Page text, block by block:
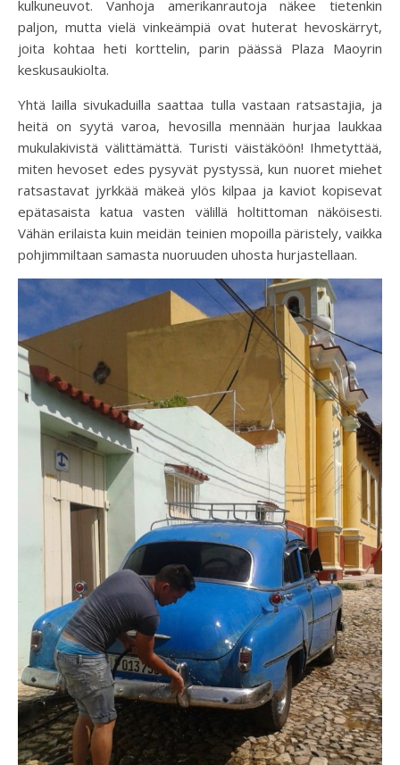
kulkuneuvot. Vanhoja amerikanrautoja näkee tietenkin
paljon, mutta vielä vinkeämpiä ovat huterat hevoskärryt,
joita kohtaa heti korttelin, parin päässä Plaza Maoyrin
keskusaukiolta.
Yhtä lailla sivukaduilla saattaa tulla vastaan ratsastajia, ja
heitä on syytä varoa, hevosilla mennään hurjaa laukkaa
mukulakivistä välittämättä. Turisti väistäköön! Ihmetyttää,
miten hevoset edes pysyvät pystyssä, kun nuoret miehet
ratsastavat jyrkkää mäkeä ylös kilpaa ja kaviot kopisevat
epätasaista katua vasten välillä holtittoman näköisesti.
Vähän erilaista kuin meidän teinien mopoilla päristely, vaikka
pohjimmiltaan samasta nuoruuden uhosta hurjastellaan.